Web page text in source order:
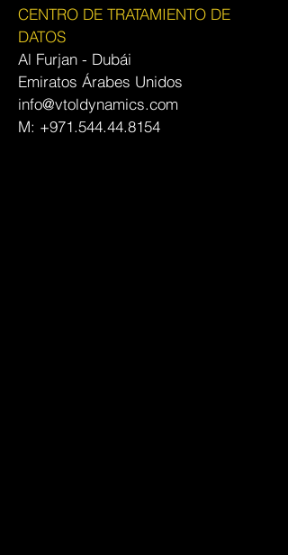
CENTRO DE TRATAMIENTO DE
DATOS
Al Furjan - Dubái
Emiratos Árabes Unidos
info@vtoldynamics.com
M: +971.544.44.8154